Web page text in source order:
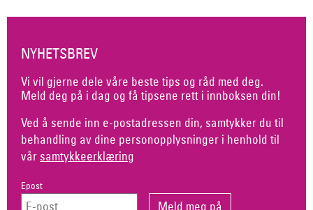
NYHETSBREV
Vi vil gjerne dele våre beste tips og råd med deg.
Meld deg på i dag og få tipsene rett i innboksen din!
Ved å sende inn e-postadressen din, samtykker du til
behandling av dine personopplysninger i henhold til
vår samtykkeerklæring
Epost